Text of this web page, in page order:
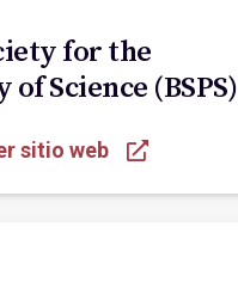
for the
Science (BSPS)
sitio web